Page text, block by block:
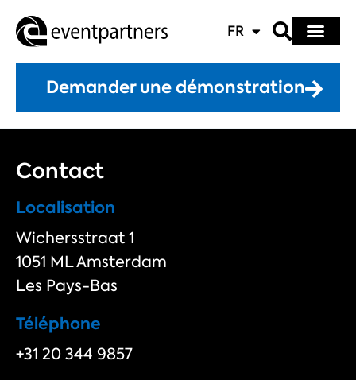
FR
Demander une démonstration
Contact
Localisation
Wichersstraat 1
1051 ML Amsterdam
Les Pays-Bas
Téléphone
+31 20 344 9857